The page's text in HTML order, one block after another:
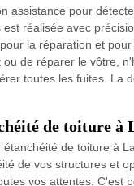
assistance pour
réalisée avec
la réparation et
de réparer le vôtre,
toutes les fuites. La
de toiture à
de toiture à
de vos structures et
vos attentes. C'est